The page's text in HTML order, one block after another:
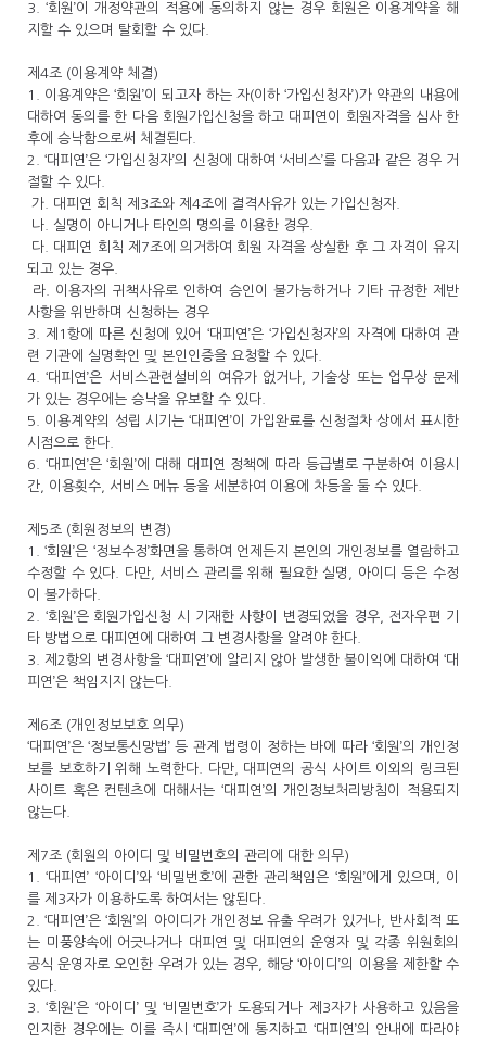
3. ‘회원’이 개정약관의 적용에 동의하지 않는 경우 회원은 이용계약을 해
지할 수 있으며 탈회할 수 있다.
제4조 (이용계약 체결)
1. 이용계약은 ‘회원’이 되고자 하는 자(이하 ‘가입신청자’)가 약관의 내용에
대하여 동의를 한 다음 회원가입신청을 하고 대피연이 회원자격을 심사 한
후에 승낙함으로써 체결된다.
2. ‘대피연’은 ‘가입신청자’의 신청에 대하여 ‘서비스’를 다음과 같은 경우 거
절할 수 있다.
가. 대피연 회칙 제3조와 제4조에 결격사유가 있는 가입신청자.
나. 실명이 아니거나 타인의 명의를 이용한 경우.
다. 대피연 회칙 제7조에 의거하여 회원 자격을 상실한 후 그 자격이 유지
되고 있는 경우.
라. 이용자의 귀책사유로 인하여 승인이 불가능하거나 기타 규정한 제반
사항을 위반하며 신청하는 경우
3. 제1항에 따른 신청에 있어 ‘대피연’은 ‘가입신청자’의 자격에 대하여 관
련 기관에 실명확인 및 본인인증을 요청할 수 있다.
4. ‘대피연’은 서비스관련설비의 여유가 없거나, 기술상 또는 업무상 문제
가 있는 경우에는 승낙을 유보할 수 있다.
5. 이용계약의 성립 시기는 ‘대피연’이 가입완료를 신청절차 상에서 표시한
시점으로 한다.
6. ‘대피연’은 ‘회원’에 대해 대피연 정책에 따라 등급별로 구분하여 이용시
간, 이용횟수, 서비스 메뉴 등을 세분하여 이용에 차등을 둘 수 있다.
제5조 (회원정보의 변경)
1. ‘회원’은 ‘정보수정’화면을 통하여 언제든지 본인의 개인정보를 열람하고
수정할 수 있다. 다만, 서비스 관리를 위해 필요한 실명, 아이디 등은 수정
이 불가하다.
2. ‘회원’은 회원가입신청 시 기재한 사항이 변경되었을 경우, 전자우편 기
타 방법으로 대피연에 대하여 그 변경사항을 알려야 한다.
3. 제2항의 변경사항을 ‘대피연’에 알리지 않아 발생한 불이익에 대하여 ‘대
피연’은 책임지지 않는다.
제6조 (개인정보보호 의무)
‘대피연’은 ‘정보통신망법’ 등 관계 법령이 정하는 바에 따라 ‘회원’의 개인정
보를 보호하기 위해 노력한다. 다만, 대피연의 공식 사이트 이외의 링크된
사이트 혹은 컨텐츠에 대해서는 ‘대피연’의 개인정보처리방침이 적용되지
않는다.
제7조 (회원의 아이디 및 비밀번호의 관리에 대한 의무)
1. ‘대피연’ ‘아이디’와 ‘비밀번호’에 관한 관리책임은 ‘회원’에게 있으며, 이
를 제3자가 이용하도록 하여서는 않된다.
2. ‘대피연’은 ‘회원’의 아이디가 개인정보 유출 우려가 있거나, 반사회적 또
는 미풍양속에 어긋나거나 대피연 및 대피연의 운영자 및 각종 위원회의
공식 운영자로 오인한 우려가 있는 경우, 해당 ‘아이디’의 이용을 제한할 수
있다.
3. ‘회원’은 ‘아이디’ 및 ‘비밀번호’가 도용되거나 제3자가 사용하고 있음을
인지한 경우에는 이를 즉시 ‘대피연’에 통지하고 ‘대피연’의 안내에 따라야